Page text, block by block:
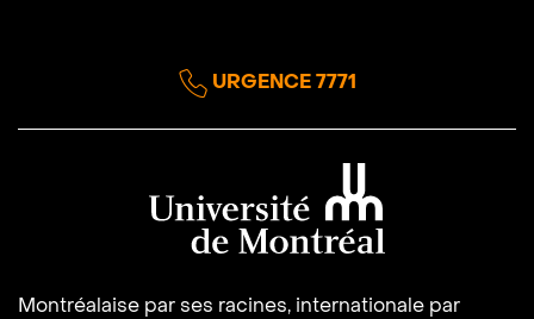
URGENCE 7771
Montréalaise par ses racines, internationale par